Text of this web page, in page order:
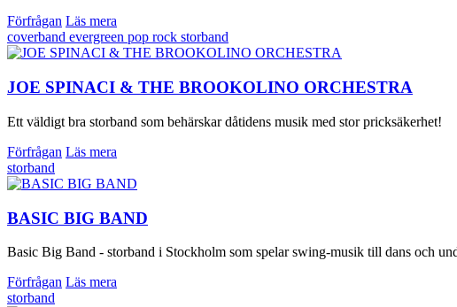
Förfrågan Läs mera
coverband evergreen pop rock storband
JOE SPINACI & THE BROOKOLINO ORCHESTRA
Ett väldigt bra storband som behärskar dåtidens musik med stor pricksäkerhet!
Förfrågan Läs mera
storband
BASIC BIG BAND
Basic Big Band - storband i Stockholm som spelar swing-musik till dans och
Förfrågan Läs mera
storband